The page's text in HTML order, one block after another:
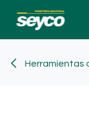
Ir al contenido
Herramientas